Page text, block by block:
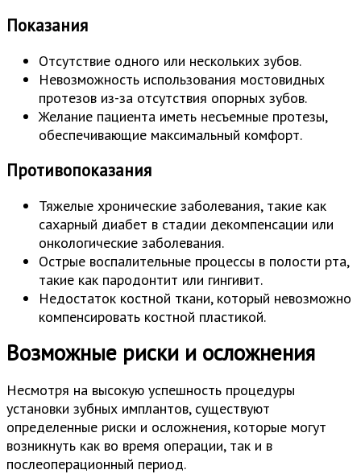
Показания
Отсутствие одного или нескольких зубов.
Невозможность использования мостовидных
протезов из-за отсутствия опорных зубов.
Желание пациента иметь несъемные протезы,
обеспечивающие максимальный комфорт.
Противопоказания
Тяжелые хронические заболевания, такие как
сахарный диабет в стадии декомпенсации или
онкологические заболевания.
Острые воспалительные процессы в полости рта,
такие как пародонтит или гингивит.
Недостаток костной ткани, который невозможно
компенсировать костной пластикой.
Возможные риски и осложнения
Несмотря на высокую успешность процедуры
установки зубных имплантов, существуют
определенные риски и осложнения, которые могут
возникнуть как во время операции, так и в
послеоперационный период.